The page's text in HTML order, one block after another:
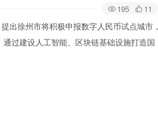
195 11
出徐州市将积极申报数字人民币试点城市，
过建设人工智能、区块链基础设施打造国